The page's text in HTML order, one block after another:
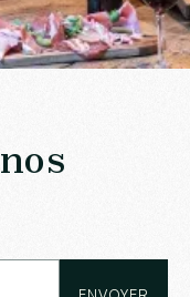
nos